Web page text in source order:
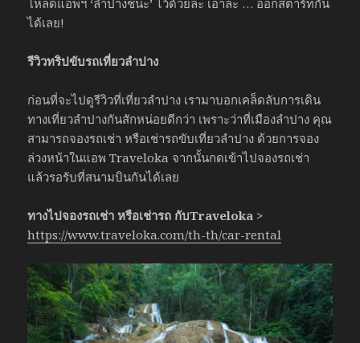
ได้เลย!
รีวิวทริปขับรถเที่ยวลำปาง
ก่อนที่จะไปดูรีวิวที่เที่ยวลำปาง เรามาบอกเคล็ดลับการเดิน
ทางเที่ยวลำปางกันสักหน่อยดีกว่า เพราะว่าที่เมืองลำปาง คุณ
สามารถจองรถเช่า หรือเช่ารถขับเที่ยวลำปาง ด้วยการจอง
ล่วงหน้าในแอพ Traveloka จากนั้นกดเข้าไปจองรถเช่า
แล้วรอรับที่สนามบินกันได้เลย
ทางไปจองรถเช่า หรือเช่ารถ กับTraveloka >
https://www.traveloka.com/th-th/car-rental